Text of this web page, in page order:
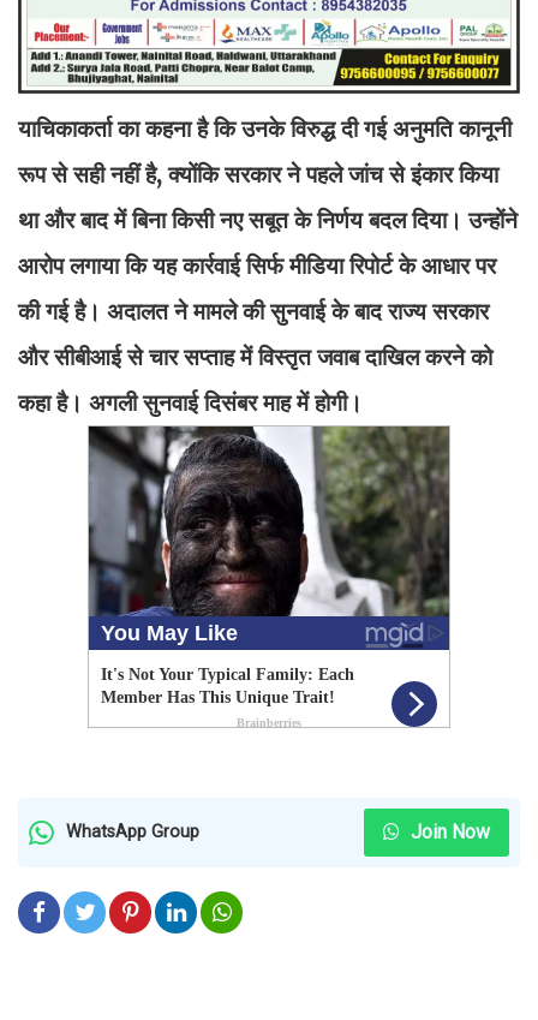
याचिकाकर्ता का कहना है कि उनके विरुद्ध दी गई अनुमति कानूनी
रूप से सही नहीं है, क्योंकि सरकार ने पहले जांच से इंकार किया
था और बाद में बिना किसी नए सबूत के निर्णय बदल दिया। उन्होंने
आरोप लगाया कि यह कार्रवाई सिर्फ मीडिया रिपोर्ट के आधार पर
की गई है। अदालत ने मामले की सुनवाई के बाद राज्य सरकार
और सीबीआई से चार सप्ताह में विस्तृत जवाब दाखिल करने को
कहा है। अगली सुनवाई दिसंबर माह में होगी।
WhatsApp Group Join Now